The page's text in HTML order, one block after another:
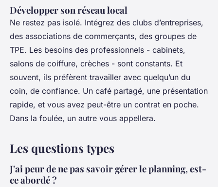
Développer son réseau local
Ne restez pas isolé. Intégrez des clubs d’entreprises,
des associations de commerçants, des groupes de
TPE. Les besoins des professionnels - cabinets,
salons de coiffure, crèches - sont constants. Et
souvent, ils préfèrent travailler avec quelqu’un du
coin, de confiance. Un café partagé, une présentation
rapide, et vous avez peut-être un contrat en poche.
Dans la foulée, un autre vous appellera.
Les questions types
J'ai peur de ne pas savoir gérer le planning, est-
ce abordé ?